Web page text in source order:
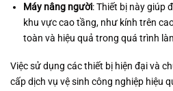
Máy nâng người: Thiết bị này giúp
khu vực cao tầng, như kính trên
toàn và hiệu quả trong quá trình
Việc sử dụng các thiết bị hiện đại và
cấp dịch vụ vệ sinh công nghiệp hiệu